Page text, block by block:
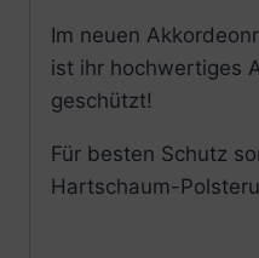
Im neuen
ist ihr hochwertiges
geschützt!
Für besten Schutz
Hartschaum-